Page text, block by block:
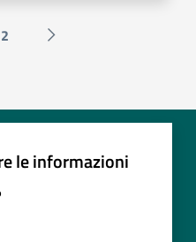
2 Successiva »
le informazioni